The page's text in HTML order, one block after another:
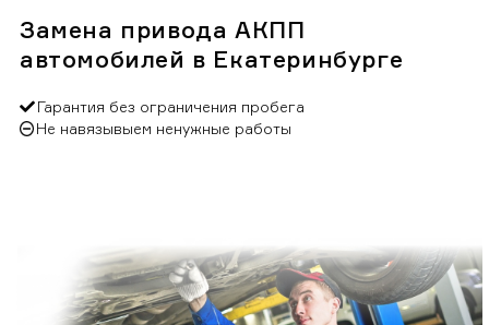
Замена привода АКПП
автомобилей в Екатеринбурге
Гарантия без ограничения пробега
Не навязывыем ненужные работы